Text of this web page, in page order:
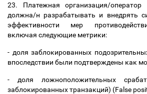
23. Платежная организация/оператор
должна/н разрабатывать и внедрять
эффективности мер
включая следующие метрики:
- доля заблокированных
впоследствии были подтверждены как
- доля ложноположительных
заблокированных транзакций) (False